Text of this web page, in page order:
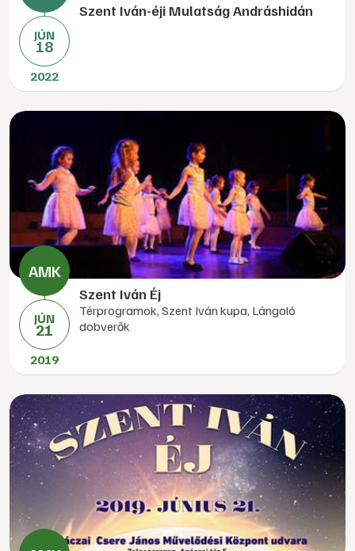
JÚN
18
2022
Szent Iván-éji Mulatság Andráshidán
JÚN
21
2019
Szent Iván Éj
Térprogramok, Szent Iván kupa, Lángoló
dobverők